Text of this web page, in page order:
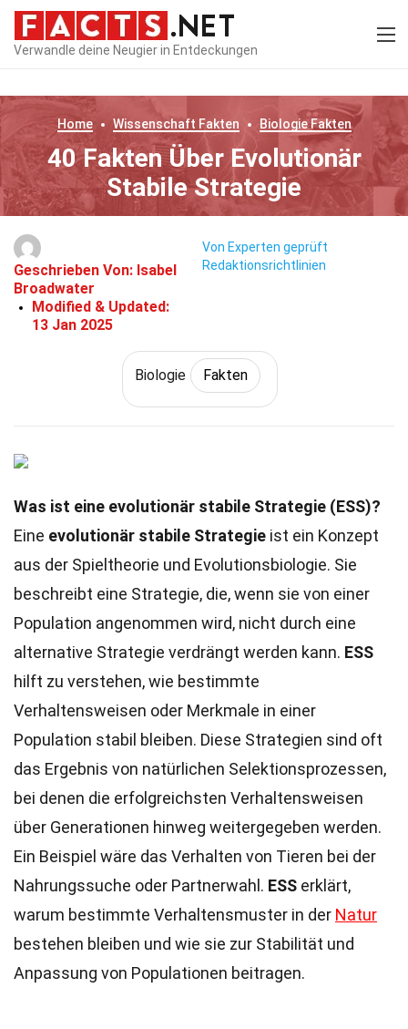
Verwandle deine Neugier in Entdeckungen
Home Wissenschaft Fakten BiologieFakten
40 Fakten Über Evolutionär
Stabile Strategie
Geschrieben Von: Isabel
Broadwater
Modified & Updated:
13 Jan 2025
Von Experten geprüft
Redaktionsrichtlinien
Biologie Fakten
Was ist eine evolutionär stabile Strategie (ESS)?
Eine evolutionär stabile Strategie ist ein Konzept
aus der Spieltheorie und Evolutionsbiologie. Sie
beschreibt eine Strategie, die, wenn sie von einer
Population angenommen wird, nicht durch eine
alternative Strategie verdrängt werden kann. ESS
hilft zu verstehen, wie bestimmte
Verhaltensweisen oder Merkmale in einer
Population stabil bleiben. Diese Strategien sind oft
das Ergebnis von natürlichen Selektionsprozessen,
bei denen die erfolgreichsten Verhaltensweisen
über Generationen hinweg weitergegeben werden.
Ein Beispiel wäre das Verhalten von Tieren bei der
Nahrungssuche oder Partnerwahl. ESS erklärt,
warum bestimmte Verhaltensmuster in der Natur
bestehen bleiben und wie sie zur Stabilität und
Anpassung von Populationen beitragen.